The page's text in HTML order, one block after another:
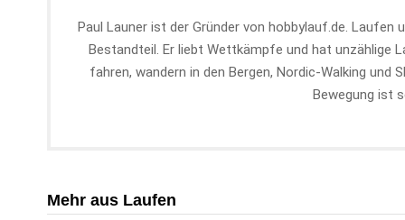
Paul Launer ist der Gründer von hobbylauf.de.
Bestandteil. Er liebt Wettkämpfe und hat unzählige
fahren, wandern in den Bergen, Nordic-Walking und
Bewegung ist
Mehr aus Laufen